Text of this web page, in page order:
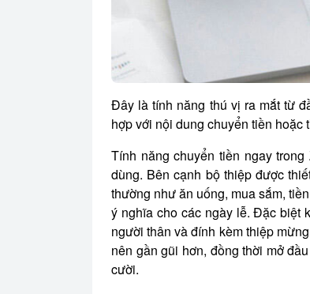
Đây là tính năng thú vị ra mắt từ
hợp với nội dung chuyển tiền hoặc
Tính năng chuyển tiền ngay
dùng. Bên cạnh bộ thiệp được
thường như ăn uống, mua sắm,
ý nghĩa cho các ngày lễ. Đặc biệt
người thân và đính kèm thiệp
nên gần gũi hơn, đồng thời mở
cười.